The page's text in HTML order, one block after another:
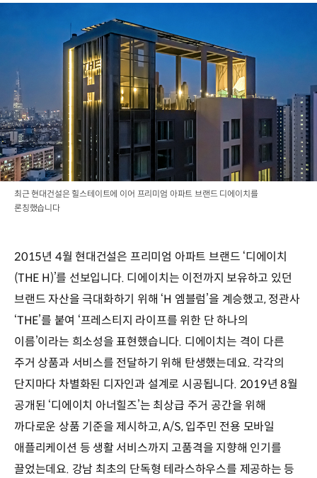
최근 현대건설은 힐스테이트에 이어 프리미엄 아파트 브랜드 디에이치를
론칭했습니다
2015년 4월 현대건설은 프리미엄 아파트 브랜드 ‘디에이치
(THE H)’를 선보입니다. 디에이치는 이전까지 보유하고 있던
브랜드 자산을 극대화하기 위해 ‘H 엠블럼’을 계승했고, 정관사
‘THE’를 붙여 ‘프레스티지 라이프를 위한 단 하나의
이름’이라는 희소성을 표현했습니다. 디에이치는 격이 다른
주거 상품과 서비스를 전달하기 위해 탄생했는데요. 각각의
단지마다 차별화된 디자인과 설계로 시공됩니다. 2019년 8월
공개된 ‘디에이치 아너힐즈’는 최상급 주거 공간을 위해
까다로운 상품 기준을 제시하고, A/S, 입주민 전용 모바일
애플리케이션 등 생활 서비스까지 고품격을 지향해 인기를
끌었는데요. 강남 최초의 단독형 테라스하우스를 제공하는 등